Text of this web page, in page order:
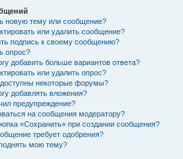
новую тему или сообщение?
или удалить сообщение?
подпись к своему сообщению?
опрос?
добавить больше вариантов ответа?
или удалить опрос?
некоторые форумы?
добавлять вложения?
предупреждение?
на сообщения модератору?
«Сохранить» при создании сообщения?
требует одобрения?
мою тему?